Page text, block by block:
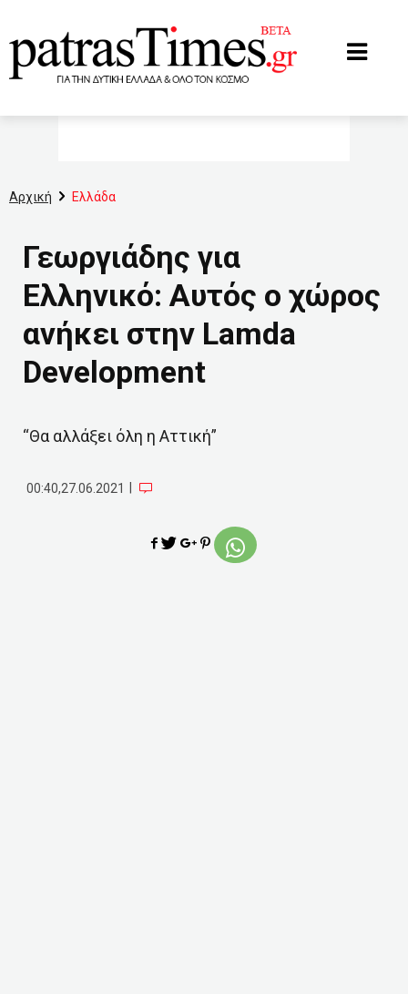
Αρχική Ελλάδα
Γεωργιάδης για
Ελληνικό: Αυτός ο χώρος
ανήκει στην Lamda
Development
“Θα αλλάξει όλη η Αττική”
00:40,27.06.2021